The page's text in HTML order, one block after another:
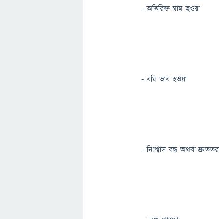
- অতিরিক্ত ঘাম হওয়া
- বমি ভাব হওয়া
- নিঃশ্বাস বন্ধ অথবা